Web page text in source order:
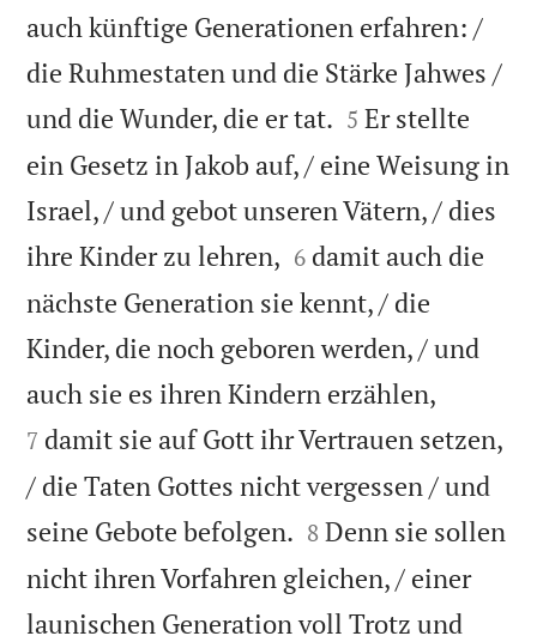
auch künftige Generationen erfahren: /
die Ruhmestaten und die Stärke Jahwes /
und die Wunder, die er tat. 

5 Er stellte
ein Gesetz in Jakob auf, / eine Weisung in
Israel, / und gebot unseren Vätern, / dies
ihre Kinder zu lehren, 

6 damit auch die
nächste Generation sie kennt, / die
Kinder, die noch geboren werden, / und
auch sie es ihren Kindern erzählen,
7 damit sie auf Gott ihr Vertrauen setzen,
/ die Taten Gottes nicht vergessen / und
seine Gebote befolgen. 

8 Denn sie sollen
nicht ihren Vorfahren gleichen, / einer
launischen Generation voll Trotz und